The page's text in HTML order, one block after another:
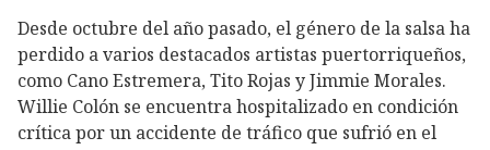
Desde octubre del año pasado, el género de la salsa ha
perdido a varios destacados artistas puertorriqueños,
como Cano Estremera, Tito Rojas y Jimmie Morales.
Willie Colón se encuentra hospitalizado en condición
crítica por un accidente de tráfico que sufrió en el